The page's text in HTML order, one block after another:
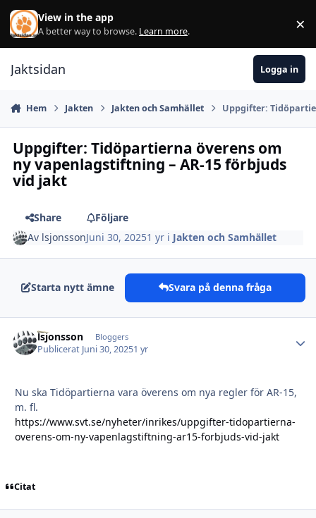
Hoppa till innehåll
View in the app
A better way to browse. Learn more. ×
Jaktsidan Logga in
Hem Jakten Jakten och Samhället Uppgifter:
Uppgifter: Tidöpartierna överens om
ny vapenlagstiftning – AR-15 förbjuds
vid jakt
Share
Följare
Av lsjonssonJuni 30, 20251 yr i Jakten och Samhället
Starta nytt ämne Svara på denna fråga
lsjonsson Bloggers
Publicerat Juni 30, 20251 yr
Nu ska Tidöpartierna vara överens om nya regler för AR-15,
m. fl.
https://www.svt.se/nyheter/inrikes/uppgifter-tidopartierna-
overens-om-ny-vapenlagstiftning-ar15-forbjuds-vid-jakt
Citat